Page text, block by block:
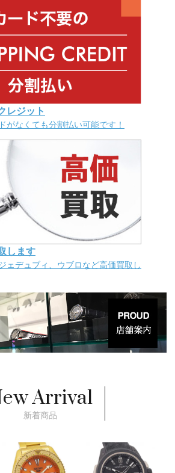
レジット
がなくても分割払い可能です！
します
ェデュブィ、ウブロなど高価買取し
Arrival
新着商品